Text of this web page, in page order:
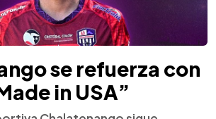
se refuerza con
in USA”